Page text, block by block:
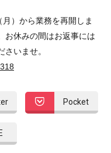
）から業務を再開しま
お休みの間はお返事には
いませ。
Pocket